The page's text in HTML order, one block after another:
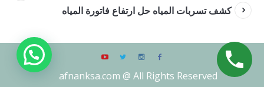
كشف تسربات المياه حل ارتفاع فاتورة المياه
afnanksa.com @ All Rights Reserved